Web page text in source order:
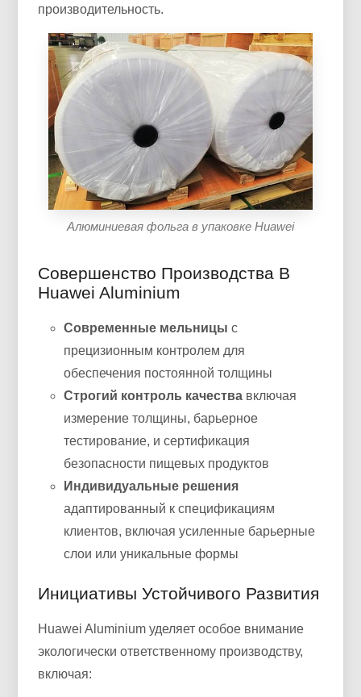
производительность.
Алюминиевая фольга в упаковке Huawei
Совершенство Производства В
Huawei Aluminium
Современные мельницы с
прецизионным контролем для
обеспечения постоянной толщины
Строгий контроль качества включая
измерение толщины, барьерное
тестирование, и сертификация
безопасности пищевых продуктов
Индивидуальные решения
адаптированный к спецификациям
клиентов, включая усиленные барьерные
слои или уникальные формы
Инициативы Устойчивого Развития
Huawei Aluminium уделяет особое внимание
экологически ответственному производству,
включая: